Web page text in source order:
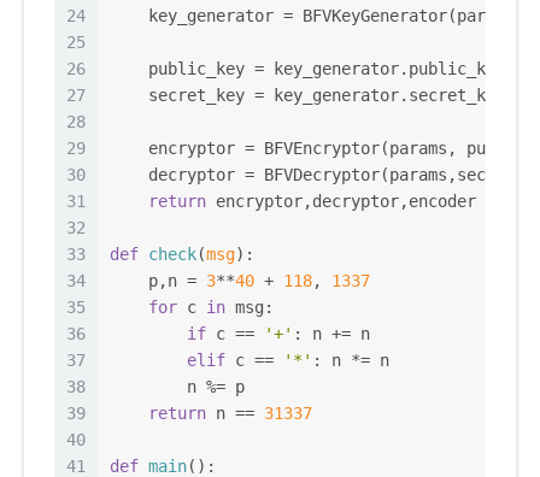
24
25
26
27
28
29
30
31
32
33
34
35
36
37
38
39
40
41
    key_generator = BFVKeyGenerator(params)
    public_key = key_generator.public_key
    secret_key = key_generator.secret_key
encryptor = BFVEncryptor(params,
decryptor =
return encryptor,decryptor,encoder
def check(msg):
    p,n =
3**40 + 118, 1337
for c in msg:
if c == '+' : n += n
elif c == '*' : n *= n
        n %= p
return n == 31337
def main():